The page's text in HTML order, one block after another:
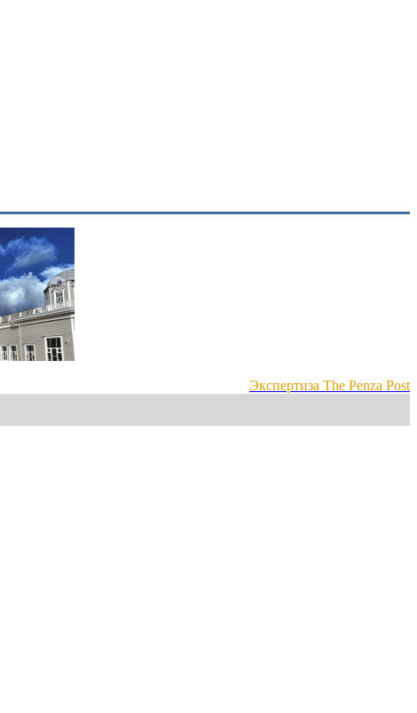
Экспертиза The Penza Post